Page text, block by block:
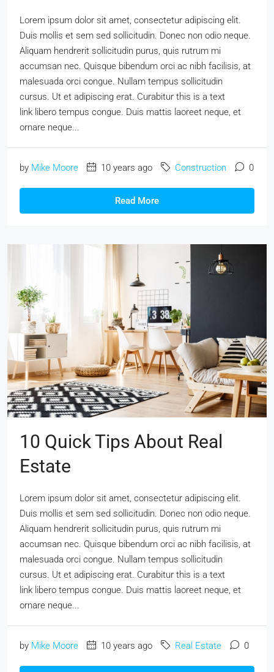
Lorem ipsum dolor sit amet, consectetur adipiscing elit.
Duis mollis et sem sed sollicitudin. Donec non odio neque.
Aliquam hendrerit sollicitudin purus, quis rutrum mi
accumsan nec. Quisque bibendum orci ac nibh facilisis, at
malesuada orci congue. Nullam tempus sollicitudin
cursus. Ut et adipiscing erat. Curabitur this is a text
link libero tempus congue. Duis mattis laoreet neque, et
ornare neque...
by Mike Moore 10 years ago Construction 0
Read More
10 Quick Tips About Real
Estate
Lorem ipsum dolor sit amet, consectetur adipiscing elit.
Duis mollis et sem sed sollicitudin. Donec non odio neque.
Aliquam hendrerit sollicitudin purus, quis rutrum mi
accumsan nec. Quisque bibendum orci ac nibh facilisis, at
malesuada orci congue. Nullam tempus sollicitudin
cursus. Ut et adipiscing erat. Curabitur this is a text
link libero tempus congue. Duis mattis laoreet neque, et
ornare neque...
by Mike Moore 10 years ago Real Estate 0